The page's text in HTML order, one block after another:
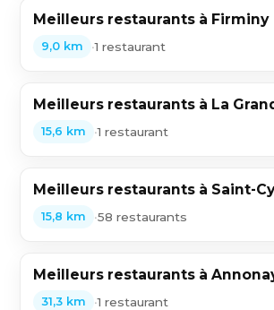
Meilleurs restaurants à Firminy
9,0 km •1 restaurant
Meilleurs restaurants à La
15,6 km •1 restaurant
Meilleurs restaurants à Saint-
15,8 km •58 restaurants
Meilleurs restaurants à
31,3 km •1 restaurant